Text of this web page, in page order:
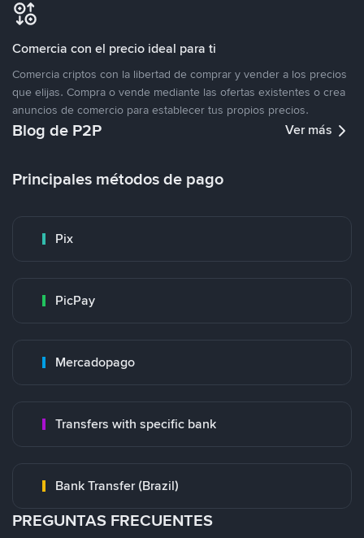
Comercia con el precio ideal para ti
Comercia criptos con la libertad de comprar y vender a los precios
que elijas. Compra o vende mediante las ofertas existentes o crea
anuncios de comercio para establecer tus propios precios.
Blog de P2P Ver más
Principales métodos de pago
Pix
PicPay
Mercadopago
Transfers with specific bank
Bank Transfer (Brazil)
PREGUNTAS FRECUENTES